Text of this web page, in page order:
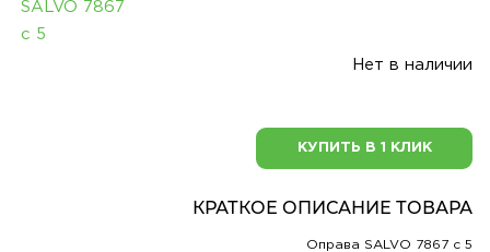
Нет в наличии
КУПИТЬ В 1 КЛИК
КРАТКОЕ ОПИСАНИЕ ТОВАРА
Оправа SALVO 7867 c 5